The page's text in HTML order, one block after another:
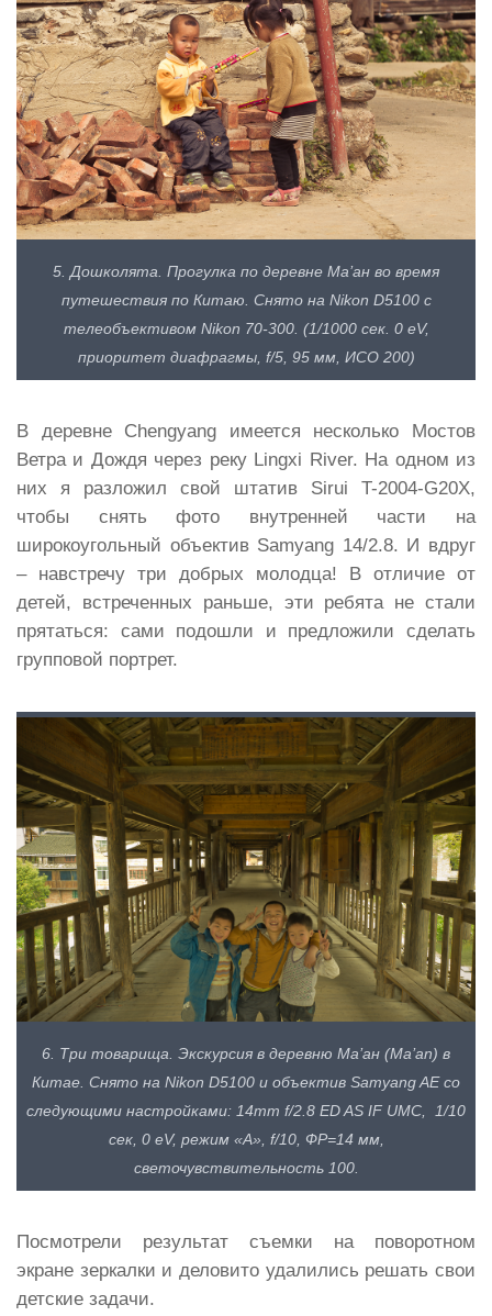
5. Дошколята. Прогулка по деревне Ма’ан во время
путешествия по Китаю. Снято на Nikon D5100 с
телеобъективом Nikon 70-300. (1/1000 сек. 0 eV,
приоритет диафрагмы, f/5, 95 мм, ИСО 200)
В деревне Chengyang имеется несколько Мостов
Ветра и Дождя через реку Lingxi River. На одном из
них я разложил свой штатив Sirui T-2004-G20X,
чтобы снять фото внутренней части на
широкоугольный объектив Samyang 14/2.8. И вдруг
– навстречу три добрых молодца! В отличие от
детей, встреченных раньше, эти ребята не стали
прятаться: сами подошли и предложили сделать
групповой портрет.
6. Три товарища. Экскурсия в деревню Ма’ан (Ma’an) в
Китае. Снято на Nikon D5100 и объектив Samyang AE со
следующими настройками: 14mm f/2.8 ED AS IF UMC, 1/10
сек, 0 eV, режим «А», f/10, ФР=14 мм,
светочувствительность 100.
Посмотрели результат съемки на поворотном
экране зеркалки и деловито удалились решать свои
детские задачи.